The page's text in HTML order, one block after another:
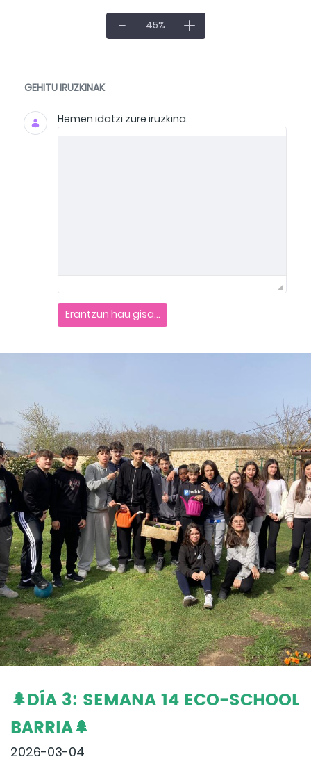
45%
GEHITU IRUZKINAK
Hemen idatzi zure iruzkina.
Erantzun hau gisa...
🌲DÍA 3: SEMANA 14 ECO-SCHOOL
BARRIA🌲
2026-03-04